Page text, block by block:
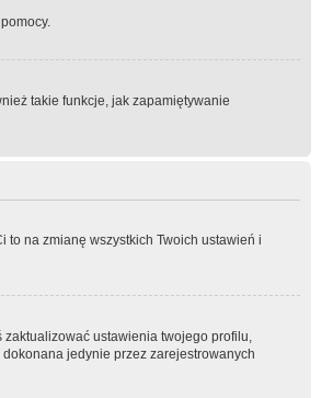
takie funkcje, jak zapamiętywanie
na zmianę wszystkich Twoich ustawień i
zaktualizować ustawienia twojego profilu,
jedynie przez zarejestrowanych